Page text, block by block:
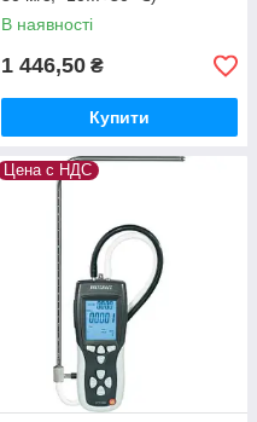
В наявності
1 446,50 ₴
Купити
Цена с НДС